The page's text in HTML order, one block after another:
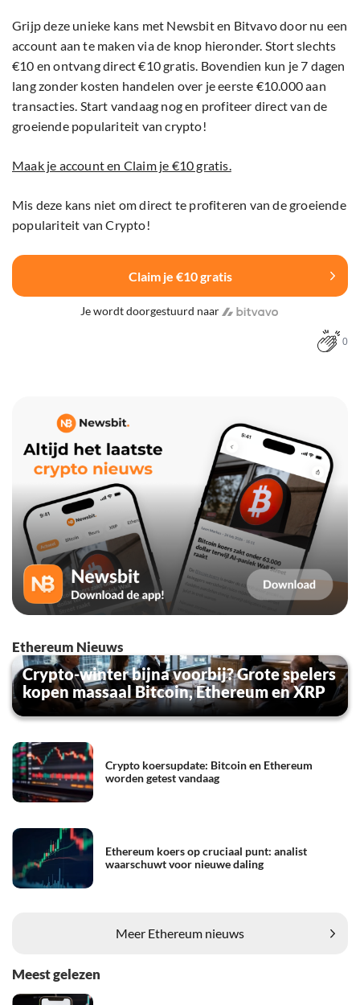
Grijp deze unieke kans met Newsbit en Bitvavo door nu een
account aan te maken via de knop hieronder. Stort slechts
€10 en ontvang direct €10 gratis. Bovendien kun je 7 dagen
lang zonder kosten handelen over je eerste €10.000 aan
transacties. Start vandaag nog en profiteer direct van de
groeiende populariteit van crypto!
Maak je account en Claim je €10 gratis.
Mis deze kans niet om direct te profiteren van de groeiende
populariteit van Crypto!
Claim je €10 gratis
Je wordt doorgestuurd naar
0
Ethereum Nieuws
Crypto-winter bijna voorbij? Grote spelers
kopen massaal Bitcoin, Ethereum en XRP
Crypto koersupdate: Bitcoin en Ethereum
worden getest vandaag
Ethereum koers op cruciaal punt: analist
waarschuwt voor nieuwe daling
Meer Ethereum nieuws
Meest gelezen